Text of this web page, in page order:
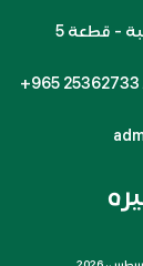
- قطعة 5
+965